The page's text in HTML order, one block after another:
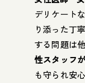
デリケート
り添った丁
する問題は
性スタッフ
も守られ安